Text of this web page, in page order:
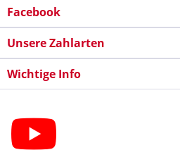
Facebook
Unsere Zahlarten
Wichtige Info